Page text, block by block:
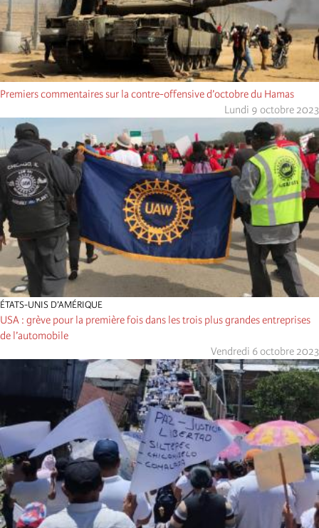
Premiers commentaires sur la contre-offensive d’octobre du Hamas
Lundi 9 octobre 2023
ÉTATS-UNIS D’AMÉRIQUE
USA : grève pour la première fois dans les trois plus grandes entreprises
de l’automobile
Vendredi 6 octobre 2023